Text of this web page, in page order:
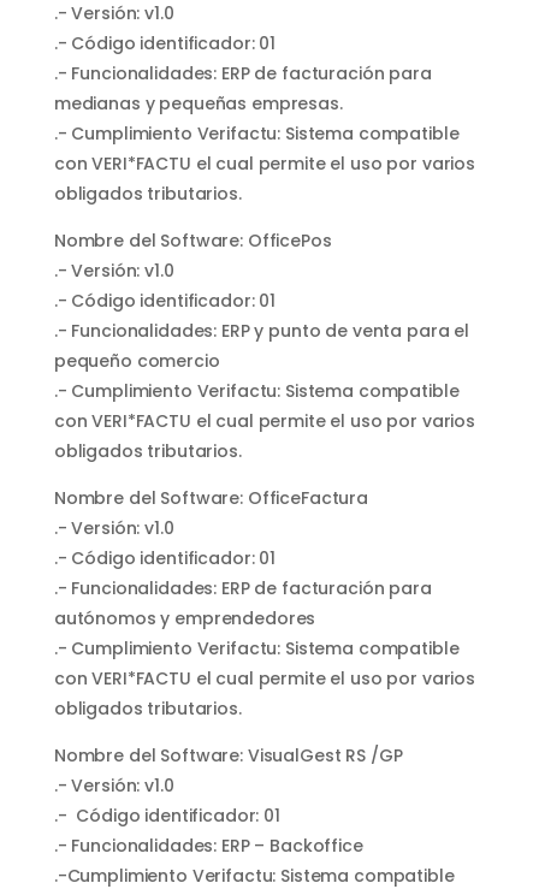
.- Versión: v1.0
.- Código identificador: 01
.- Funcionalidades: ERP de facturación para
medianas y pequeñas empresas.
.- Cumplimiento Verifactu: Sistema compatible
con VERI*FACTU el cual permite el uso por varios
obligados tributarios.
Nombre del Software: OfficePos
.- Versión: v1.0
.- Código identificador: 01
.- Funcionalidades: ERP y punto de venta para el
pequeño comercio
.- Cumplimiento Verifactu: Sistema compatible
con VERI*FACTU el cual permite el uso por varios
obligados tributarios.
Nombre del Software: OfficeFactura
.- Versión: v1.0
.- Código identificador: 01
.- Funcionalidades: ERP de facturación para
autónomos y emprendedores
.- Cumplimiento Verifactu: Sistema compatible
con VERI*FACTU el cual permite el uso por varios
obligados tributarios.
Nombre del Software: VisualGest RS /GP
.- Versión: v1.0
.- Código identificador: 01
.- Funcionalidades: ERP – Backoffice
.-Cumplimiento Verifactu: Sistema compatible